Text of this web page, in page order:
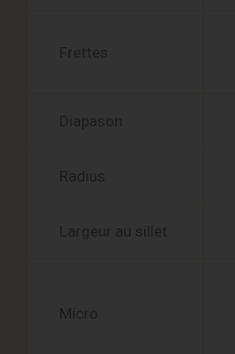
Frettes
Diapason
Radius
Largeur au sillet
Micro